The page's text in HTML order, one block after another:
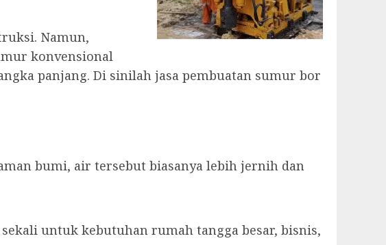
Namun,
konvensional
panjang. Di sinilah jasa pembuatan sumur bor
bumi, air tersebut biasanya lebih jernih dan
untuk kebutuhan rumah tangga besar, bisnis,